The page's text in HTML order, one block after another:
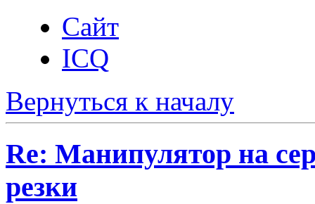
Сайт
ICQ
Вернуться к началу
Re: Манипулятор на
резки